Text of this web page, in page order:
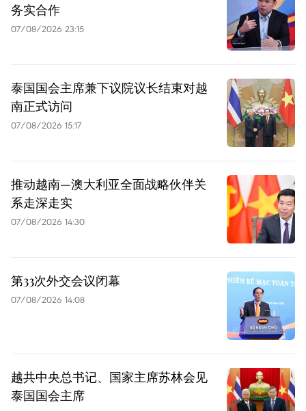
务实合作
07/08/2026 23:15
泰国国会主席兼下议院议长结束对越
南正式访问
07/08/2026 15:17
推动越南—澳大利亚全面战略伙伴关
系走深走实
07/08/2026 14:30
第33次外交会议闭幕
07/08/2026 14:08
越共中央总书记、国家主席苏林会见
泰国国会主席